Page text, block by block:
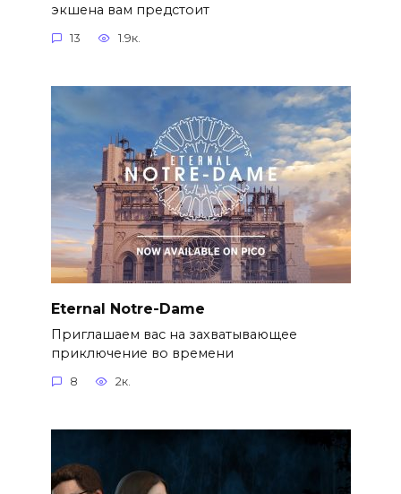
экшена вам предстоит
13 1.9к.
Eternal Notre-Dame
Приглашаем вас на захватывающее
приключение во времени
8 2к.